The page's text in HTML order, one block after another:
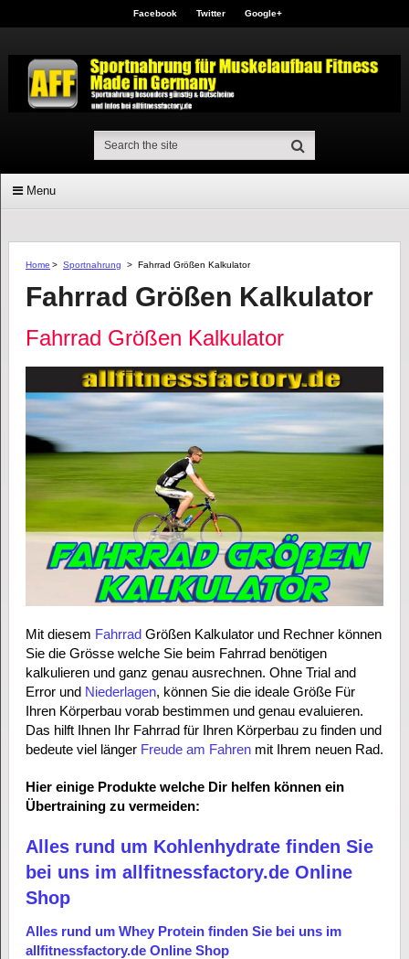
Facebook Twitter Google+
Menu
Home > Sportnahrung > Fahrrad Größen Kalkulator
Fahrrad Größen Kalkulator
Fahrrad Größen Kalkulator
Mit diesem FahrradGrößen Kalkulator und Rechner können
Sie die Grösse welche Sie beim Fahrrad benötigen
kalkulieren und ganz genau ausrechnen. Ohne Trial and
Error und Niederlagen, können Sie die ideale Größe Für
Ihren Körperbau vorab bestimmen und genau evaluieren.
Das hilft Ihnen Ihr Fahrrad für Ihren Körperbau zu finden und
bedeute viel länger Freude am Fahrenmit Ihrem neuen Rad.
Hier einige Produkte welche Dir helfen können ein
Übertraining zu vermeiden:
Alles rund um Kohlenhydrate finden Sie
bei uns im allfitnessfactory.de Online
Shop
Alles rund um Whey Protein finden Sie bei uns im
allfitnessfactory.de Online Shop